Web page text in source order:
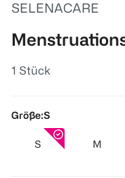
SELENACARE
1 Stück
Größe:S
S M